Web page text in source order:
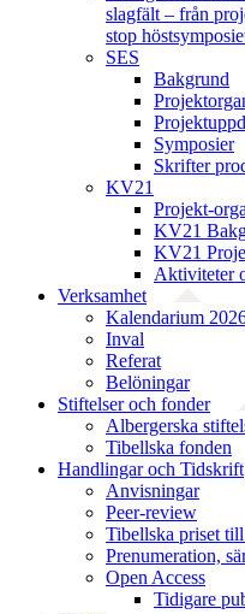
slagfält – från
stop
SES
Bakgrund
Symposier
Skrifter
KV21
Projekt-
KV21
KV21
Aktiviteter
Verksamhet
Kalendarium
Inval
Referat
Belöningar
Stiftelser och fonder
Albergerska
Tibellska fonden
Handlingar och Tidskrift
Anvisningar
Peer-review
Tibellska priset
Prenumeration,
Open Access
Tidigare